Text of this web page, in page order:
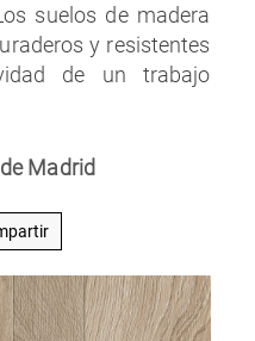
suelos de madera
y resistentes
de un trabajo
Madrid